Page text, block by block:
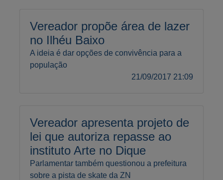
Vereador propõe área de lazer
no Ilhéu Baixo
A ideia é dar opções de convivência para a
população
21/09/2017 21:09
Vereador apresenta projeto de
lei que autoriza repasse ao
instituto Arte no Dique
Parlamentar também questionou a prefeitura
sobre a pista de skate da ZN